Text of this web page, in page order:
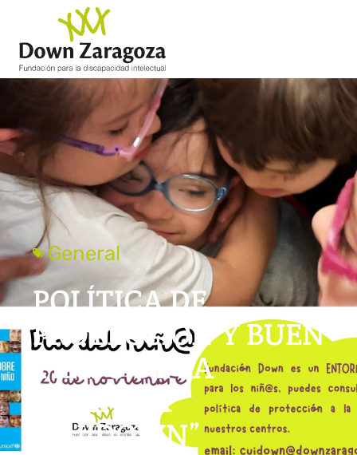
General
POLÍTICA DE
PROTECCIÓN Y BUEN
TRATO DE LA
INFANCIA
“CUIDOWN”